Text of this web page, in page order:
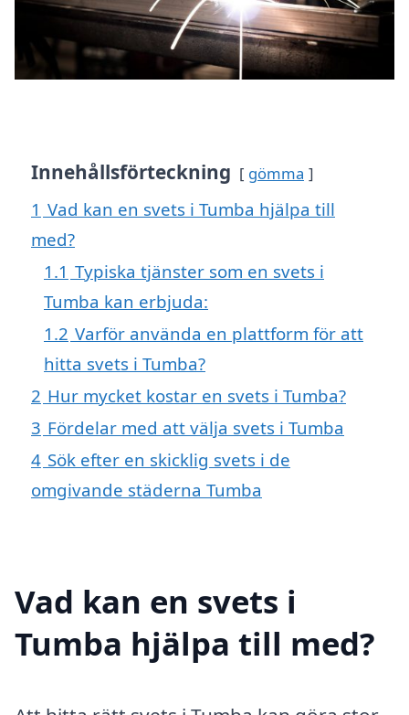
Innehållsförteckning gömma
1 Vad kan en svets i Tumba hjälpa till
med?
1.1 Typiska tjänster som en svets i
Tumba kan erbjuda:
1.2 Varför använda en plattform för att
hitta svets i Tumba?
2 Hur mycket kostar en svets i Tumba?
3 Fördelar med att välja svets i Tumba
4 Sök efter en skicklig svets i de
omgivande städerna Tumba
Vad kan en svets i
Tumba hjälpa till med?